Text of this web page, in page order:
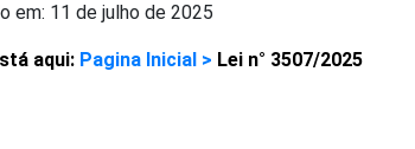
em: 11 de julho de 2025
aqui: Pagina Inicial > Lei n° 3507/2025